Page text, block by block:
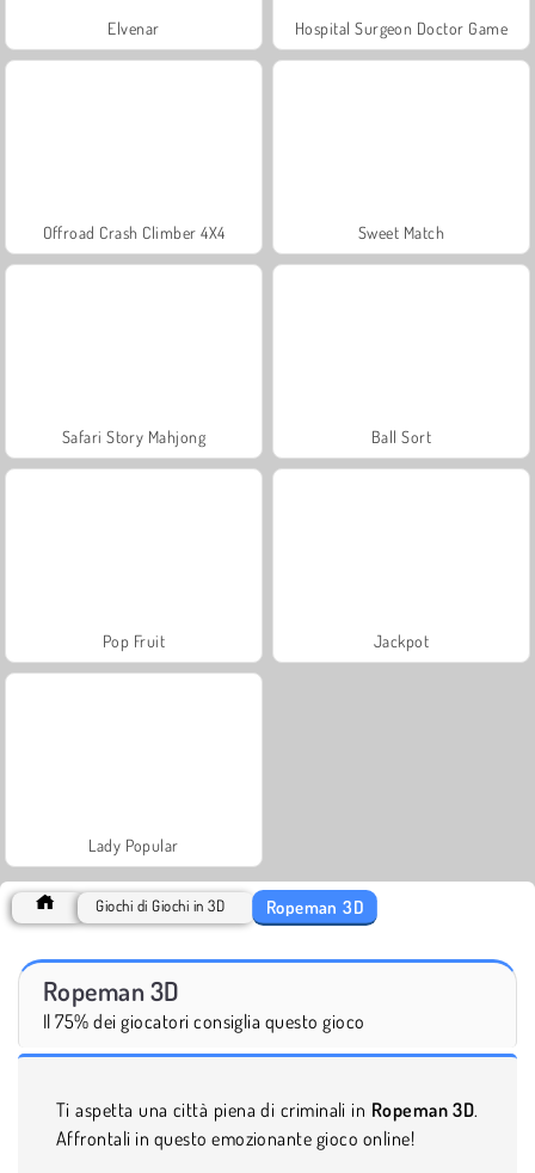
Elvenar Hospital Surgeon Doctor Game
Offroad Crash Climber 4X4 Sweet Match
Safari Story Mahjong Ball Sort
Pop Fruit Jackpot
Lady Popular
Giochi di Giochi in 3D Ropeman 3D
Ropeman 3D
Il 75% dei giocatori consiglia questo gioco
Ti aspetta una città piena di criminali in Ropeman 3D.
Affrontali in questo emozionante gioco online!